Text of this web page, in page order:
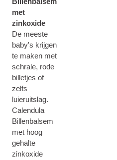
met
zinkoxide
De meeste
baby's krijgen
te maken met
schrale, rode
billetjes of
zelfs
luieruitslag.
Calendula
Billenbalsem
met hoog
gehalte
zinkoxide